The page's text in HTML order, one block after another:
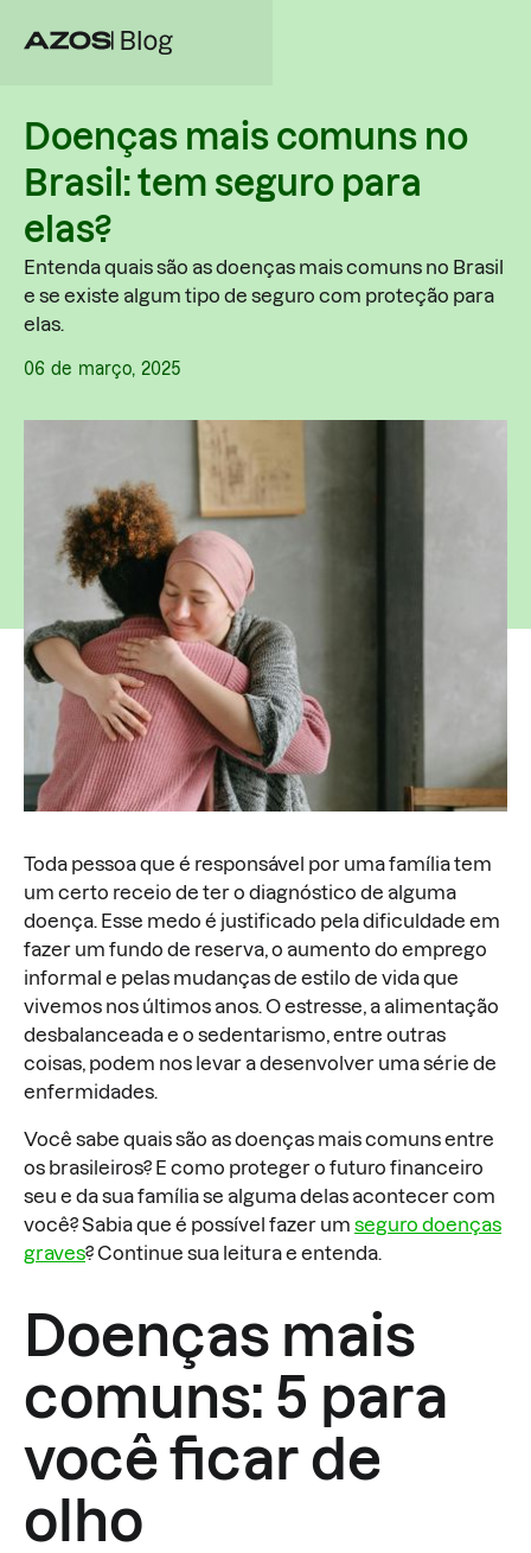
Doenças mais comuns no
Brasil: tem seguro para
elas?
Entenda quais são as doenças mais comuns no Brasil
e se existe algum tipo de seguro com proteção para
elas.
06 de março, 2025
Toda pessoa que é responsável por uma família tem
um certo receio de ter o diagnóstico de alguma
doença. Esse medo é justificado pela dificuldade em
fazer um fundo de reserva, o aumento do emprego
informal e pelas mudanças de estilo de vida que
vivemos nos últimos anos. O estresse, a alimentação
desbalanceada e o sedentarismo, entre outras
coisas, podem nos levar a desenvolver uma série de
enfermidades.
Você sabe quais são as doenças mais comuns entre
os brasileiros? E como proteger o futuro financeiro
seu e da sua família se alguma delas acontecer com
você? Sabia que é possível fazer um seguro doenças
graves? Continue sua leitura e entenda.
Doenças mais
comuns: 5 para
você ficar de
olho